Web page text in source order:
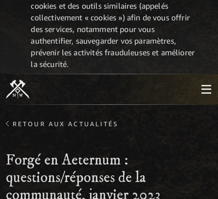
cookies et des outils similaires (appelés
collectivement « cookies ») afin de vous offrir
des services, notamment pour vous
authentifier, sauvegarder vos paramètres,
prévenir les activités frauduleuses et améliorer
la sécurité.
RETOUR AUX ACTUALITÉS
Forgé en Aeternum :
questions/réponses de la
communauté, janvier 2023